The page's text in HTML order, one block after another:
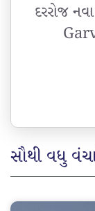
દરરોજ
સૌથી વધુ